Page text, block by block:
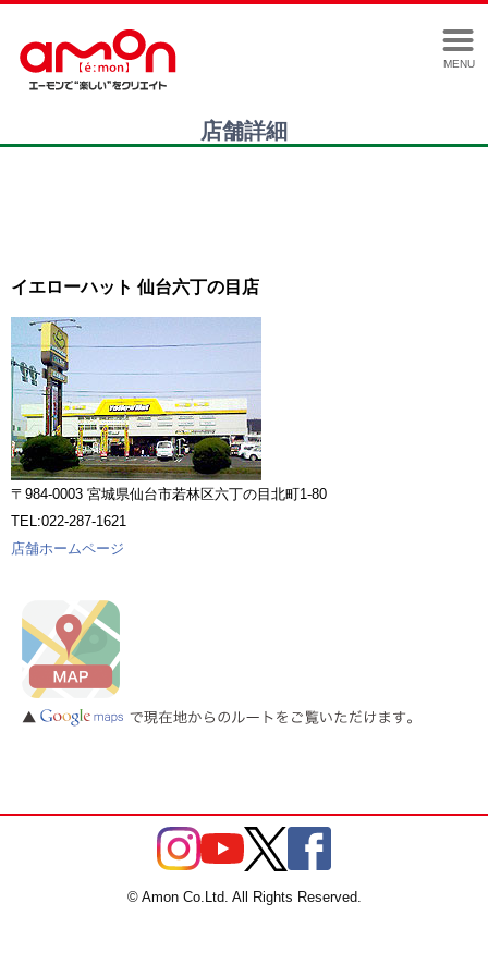
MENU
店舗詳細
イエローハット 仙台六丁の目店
〒984-0003 宮城県仙台市若林区六丁の目北町1-80
TEL:022-287-1621
店舗ホームページ
© Amon Co.Ltd. All Rights Reserved.